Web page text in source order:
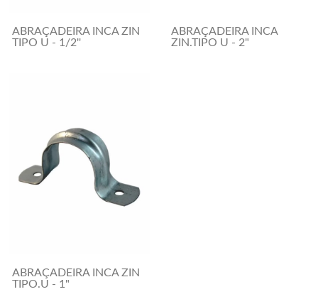
ABRAÇADEIRA INCA ZIN
TIPO U - 1/2''
ABRAÇADEIRA INCA
ZIN.TIPO U - 2"
ABRAÇADEIRA INCA ZIN
TIPO.U - 1"